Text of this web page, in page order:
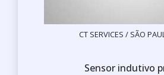
CT SERVICES / SÃO
Sensor indutivo